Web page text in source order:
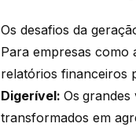
Os desafios da
Para empresas como
relatórios financeiros
Digerível:Os grandes
transformados em